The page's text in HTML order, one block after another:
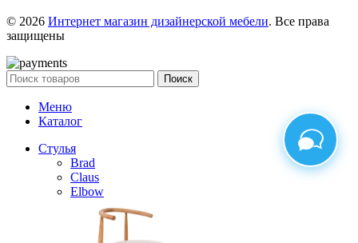
© 2026 Интернет магазин дизайнерской мебели. Все права
защищены
Поиск
Меню
Каталог
Стулья
Brad
Claus
Elbow